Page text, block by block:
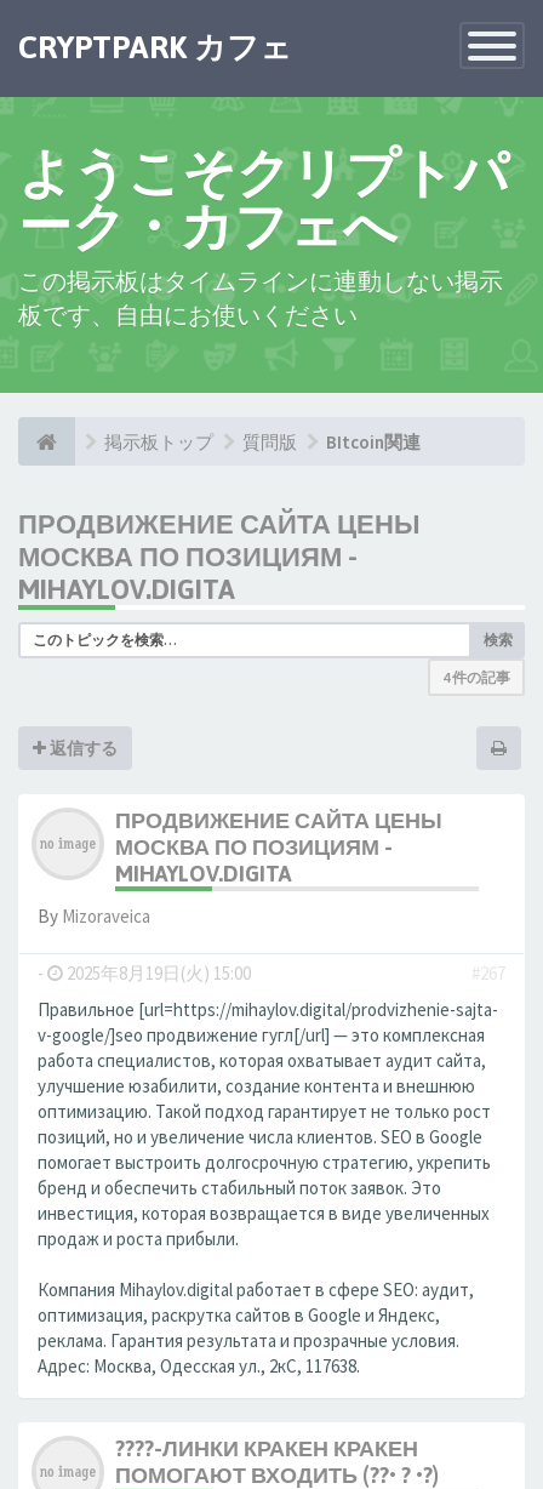
Toggle
CRYPTPARK カフェ
ようこそクリプトパ
ーク・カフェへ
この掲示板はタイムラインに連動しない掲示
板です、自由にお使いください
掲示板トップ 質問版 BItcoin関連
ПРОДВИЖЕНИЕ САЙТА ЦЕНЫ
МОСКВА ПО ПОЗИЦИЯМ -
MIHAYLOV.DIGITA
検索
4 件の記事
返信する
ПРОДВИЖЕНИЕ САЙТА ЦЕНЫ
МОСКВА ПО ПОЗИЦИЯМ -
MIHAYLOV.DIGITA
By Mizoraveica
- 2025年8月19日(火) 15:00
#267
Правильное [url=https://mihaylov.digital/prodvizhenie-sajta-
v-google/]seo продвижение гугл[/url] — это комплексная
работа специалистов, которая охватывает аудит сайта,
улучшение юзабилити, создание контента и внешнюю
оптимизацию. Такой подход гарантирует не только рост
позиций, но и увеличение числа клиентов. SEO в Google
помогает выстроить долгосрочную стратегию, укрепить
бренд и обеспечить стабильный поток заявок. Это
инвестиция, которая возвращается в виде увеличенных
продаж и роста прибыли.
Компания Mihaylov.digital работает в сфере SEO: аудит,
оптимизация, раскрутка сайтов в Google и Яндекс,
реклама. Гарантия результата и прозрачные условия.
Адрес: Москва, Одесская ул., 2кС, 117638.
????-ЛИНКИ КРАКЕН КРАКЕН
ПОМОГАЮТ ВХОДИТЬ (??• ? •?)